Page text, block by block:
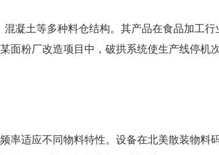
凝土等多种料仓结构。其产品在食品加工行
面粉厂改造项目中，破拱系统使生产线停机
率适应不同物料特性。设备在北美散装物料